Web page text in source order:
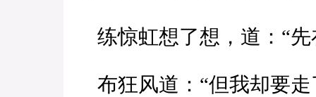
练惊虹想了想，道：“先
布狂风道：“但我却要走